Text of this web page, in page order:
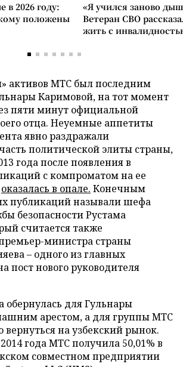
2026 году:
положены
«Я учился заново
Ветеран СВО
жить с
активов МТС был последним
Каримовой, на тот момент
пяти минут официальной
отца. Неуемные аппетиты
явно раздражали
политической элиты страны,
года после появления в
с компроматом на ее
оказалась в опале. Конечным
публикаций называли шефа
безопасности Рустама
считается также
министра страны
– одного из главных
пост нового руководителя
обернулась для Гульнары
арестом, а для группы МТС
вернуться на узбекский рынок.
года МТС получила 50,01% в
совместном предприятии